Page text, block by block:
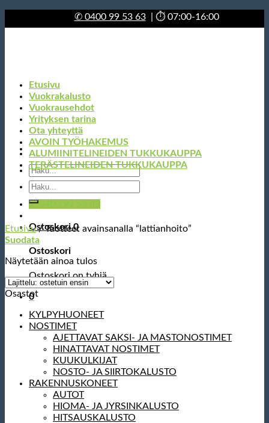
to
✆ 0400 99 53 63| ⏱ 07:00-16:00
Etsi:
✆ 0400 99 53 63
Ostoskori0
Ostoskori
Ostoskori on tyhjä.
0
Etusivu
Vuokrakalusto
Vuokrausehdot
Yrityksen tarina
Ota yhteyttä
AVOIN TYÖHAKEMUS
ALUMIINITELINEIDEN TUKKUKAUPPA
TERÄSTELINEIDEN TUKKUKAUPPA
Etsi:
Etusivu /Tuotteet avainsanalla “lattianhoito”
Suodata
Näytetään ainoa tulos
Osastot
KYLPYHUONEET
NOSTIMET
AJETTAVAT SAKSI- JA MASTONOSTIMET
HINATTAVAT NOSTIMET
KUUKULKIJAT
NOSTO- JA SIIRTOKALUSTO
RAKENNUSKONEET
AUTOT
HIOMA- JA JYRSINKALUSTO
HITSAUSKALUSTO